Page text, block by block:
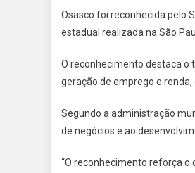
Osasco foi reconhecida pelo
estadual realizada na São
O reconhecimento destaca o
geração de emprego e
Segundo a administração
de negócios e ao
“O reconhecimento reforça